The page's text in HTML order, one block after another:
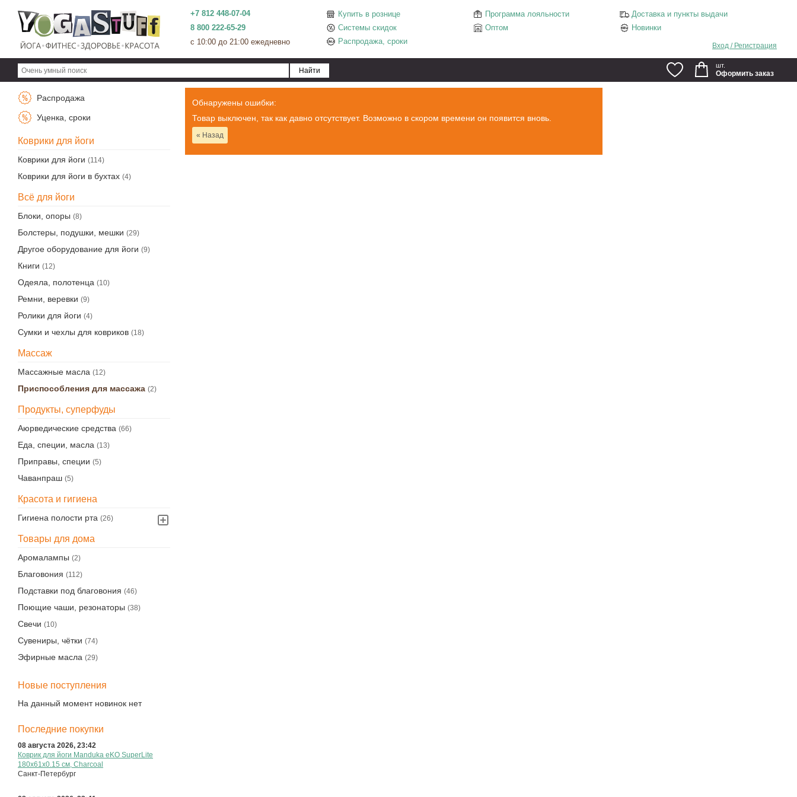
+7 812 448-07-04
8 800 222-65-29
c 10:00 до 21:00 ежедневно
Купить в рознице Программа лояльности
Доставка и пункты выдачи
Системы скидок
Оптом
Новинки
Распродажа, сроки
Вход / Регистрация
Оформить заказ
шт.
Распродажа
Уценка, сроки
Коврики для йоги
Коврики для йоги (114)
Коврики для йоги в бухтах (4)
Всё для йоги
Блоки, опоры (8)
Болстеры, подушки, мешки (29)
Другое оборудование для йоги (9)
Книги (12)
Одеяла, полотенца (10)
Ремни, веревки (9)
Ролики для йоги (4)
Сумки и чехлы для ковриков (18)
Массаж
Массажные масла (12)
Приспособления для массажа (2)
Продукты, суперфуды
Аюрведические средства (66)
Еда, специи, масла (13)
Приправы, специи (5)
Чаванпраш (5)
Красота и гигиена
Гигиена полости рта (26)
Товары для дома
Аромалампы (2)
Благовония (112)
Подставки под благовония (46)
Поющие чаши, резонаторы (38)
Свечи (10)
Сувениры, чётки (74)
Эфирные масла (29)
Новые поступления
На данный момент новинок нет
Последние покупки
08 августа 2026, 23:42
Коврик для йоги Manduka eKO SuperLite
Обнаружены ошибки:
Товар выключен, так как давно отсутствует. Возможно в скором времени он появится вновь.
« Назад